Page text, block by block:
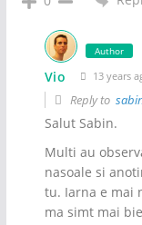
Author
Vio 13 years
Reply to
Salut Sabin.
Multi au
nasoale si
tu. Iarna e mai
ma simt mai